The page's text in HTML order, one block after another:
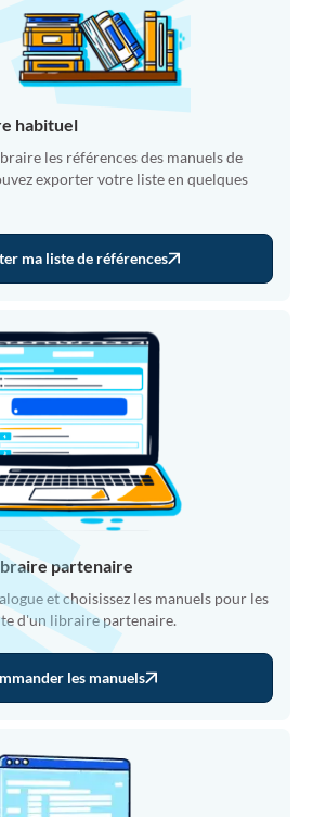
habituel
les références des manuels de
exporter votre liste en quelques
ma liste de références
partenaire
et choisissez les manuels pour les
d'un libraire partenaire.
les manuels